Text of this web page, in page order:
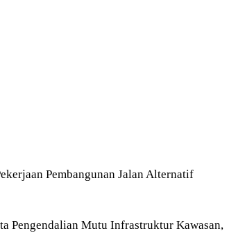
Pembangunan Jalan Alternatif
Pengendalian Mutu Infrastruktur Kawasan,